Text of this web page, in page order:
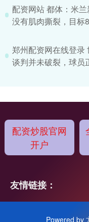
配资网站 都体：米
没有肌肉撕裂，目标
郑州配资网在线登录
谈判并未破裂，球员
配资炒股官网
开户
友情链接：
Powered by